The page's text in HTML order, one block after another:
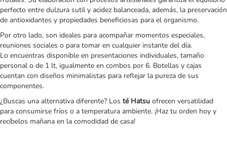
perfecto entre dulzura sutil y acidez balanceada, además, la preservación
de antioxidantes y propiedades beneficiosas para el organismo.
Por otro lado, son ideales para acompañar momentos especiales,
reuniones sociales o para tomar en cualquier instante del día.
Lo encuentras disponible en presentaciones individuales, tamaño
personal o de 1 lt, igualmente en combos por 6. Botellas y cajas
cuentan con diseños minimalistas para reflejar la pureza de sus
componentes.
¿Buscas una alternativa diferente? Los té Hatsu ofrecen versatilidad
para consumirse fríos o a temperatura ambiente. ¡Haz tu orden hoy y
recíbelos mañana en la comodidad de casa!